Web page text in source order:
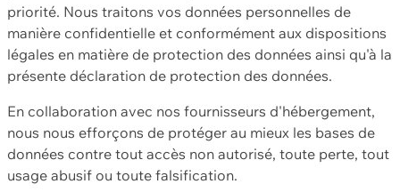
priorité. Nous traitons vos données personnelles de
manière confidentielle et conformément aux dispositions
légales en matière de protection des données ainsi qu'à la
présente déclaration de protection des données.
En collaboration avec nos fournisseurs d'hébergement,
nous nous efforçons de protéger au mieux les bases de
données contre tout accès non autorisé, toute perte, tout
usage abusif ou toute falsification.